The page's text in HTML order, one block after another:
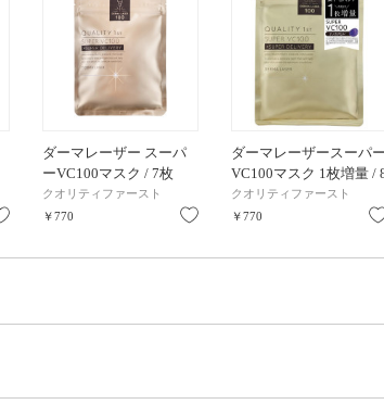
お気に入り
ダーマレーザー スーパ
ーVC100マスク / 7枚
クオリティファースト
￥770
お気に入り
ダーマレーザースーパー
VC100マスク 1枚増量 /
枚
クオリティファースト
￥770